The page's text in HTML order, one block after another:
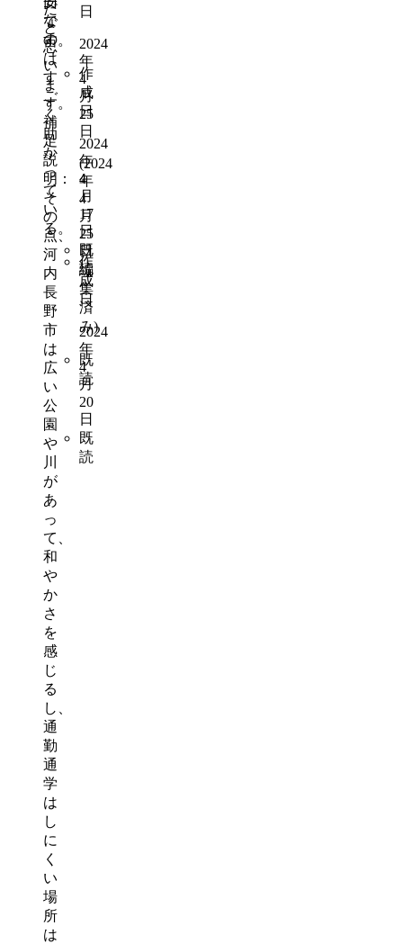
日
2024
年
4
月
25
日
(2024
年
4
月
25
日
編
集
済
み)
既
読
だ
と
思
い
ま
す。
補
足
説
明：
そ
の
点、
河
内
長
野
市
は
広
い
公
園
や
川
が
あ
っ
て、
和
や
か
さ
を
感
じ
る
し、
通
勤
通
学
は
し
に
く
い
場
所
は
な
の
は
す
ご
く
助
か
っ
て
い
る。
作
成
日
2024
年
4
月
20
日
既
読
で
す。
作
成
日
2024
年
4
月
17
日
既
読